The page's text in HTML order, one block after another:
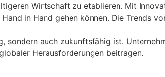
Wirtschaft zu etablieren. Mit
in Hand gehen können. Die Trends
auch zukunftsfähig ist.
Herausforderungen beitragen.